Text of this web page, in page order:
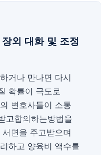
외 대화 및 조정
거나 만나면 다시
확률이 극도로
변호사들이 소통
고합의하는방법을
면을 주고받으며
하고 양육비 액수를